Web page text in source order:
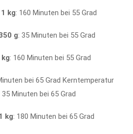
kg: 160 Minuten bei 55 Grad
g: 35 Minuten bei 55 Grad
: 160 Minuten bei 55 Grad
bei 65 Grad Kerntemperatur
35 Minuten bei 65 Grad
kg: 180 Minuten bei 65 Grad